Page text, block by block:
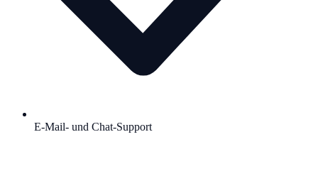
E-Mail- und Chat-Support